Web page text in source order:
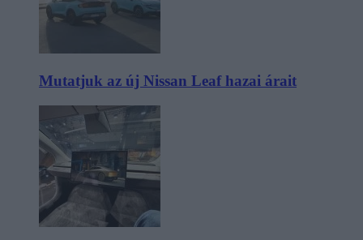
Mutatjuk az új Nissan Leaf hazai árait